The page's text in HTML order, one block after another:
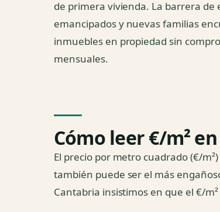
de primera vivienda. La barrera de
emancipados y nuevas familias
inmuebles en propiedad sin
mensuales.
Cómo leer €/m²
El precio por metro cuadrado (€/
también puede ser el más
Cantabria insistimos en que el €/